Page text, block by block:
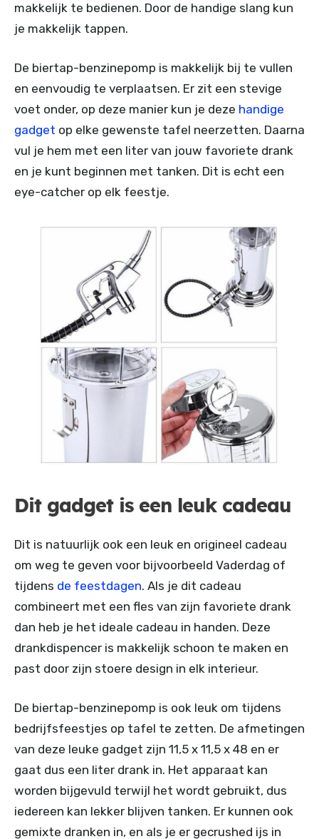
makkelijk te bedienen. Door de handige slang kun
je makkelijk tappen.
De biertap-benzinepomp is makkelijk bij te vullen
en eenvoudig te verplaatsen. Er zit een stevige
voet onder, op deze manier kun je deze handige
gadget op elke gewenste tafel neerzetten. Daarna
vul je hem met een liter van jouw favoriete drank
en je kunt beginnen met tanken. Dit is echt een
eye-catcher op elk feestje.
Dit gadget is een leuk cadeau
Dit is natuurlijk ook een leuk en origineel cadeau
om weg te geven voor bijvoorbeeld Vaderdag of
tijdens de feestdagen. Als je dit cadeau
combineert met een fles van zijn favoriete drank
dan heb je het ideale cadeau in handen. Deze
drankdispencer is makkelijk schoon te maken en
past door zijn stoere design in elk interieur.
De biertap-benzinepomp is ook leuk om tijdens
bedrijfsfeestjes op tafel te zetten. De afmetingen
van deze leuke gadget zijn 11,5 x 11,5 x 48 en er
gaat dus een liter drank in. Het apparaat kan
worden bijgevuld terwijl het wordt gebruikt, dus
iedereen kan lekker blijven tanken. Er kunnen ook
gemixte dranken in, en als je er gecrushed ijs in